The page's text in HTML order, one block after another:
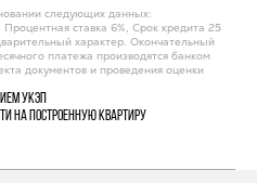
следующих данных:
ставка 6%, Срок кредита 25
характер. Окончательный
платежа производятся банком
документов и проведения оценки
УКЭП
на построенную квартиру